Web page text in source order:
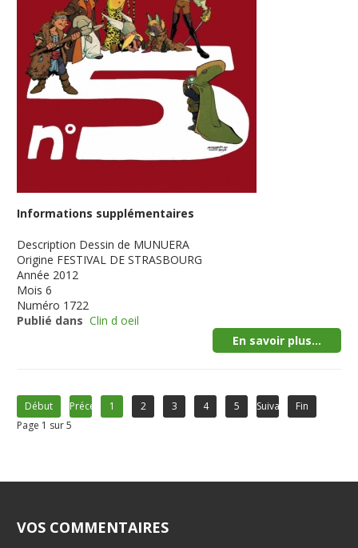
Informations supplémentaires
Description Dessin de MUNUERA
Origine FESTIVAL DE STRASBOURG
Année 2012
Mois 6
Numéro 1722
Publié dans Clin d oeil
En savoir plus...
Début Précédent1 2 3 4 5 Suivant
Fin
Page 1 sur 5
VOS COMMENTAIRES